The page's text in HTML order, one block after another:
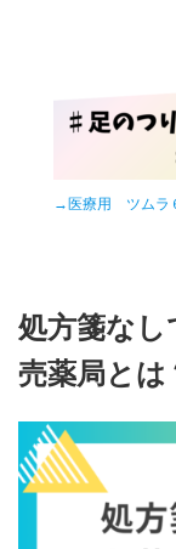
→ 医療用 ツムラ
処方箋な
売薬局とは